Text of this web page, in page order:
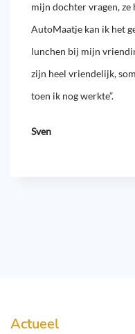
mijn dochter vragen,
AutoMaatje kan ik het
lunchen bij mijn
zijn heel vriendelijk,
toen ik nog werkte”.
Sven
Actueel